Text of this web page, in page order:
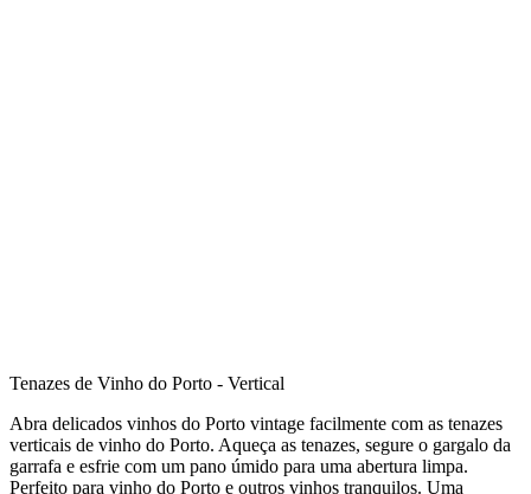
Tenazes de Vinho do Porto - Vertical
Abra delicados vinhos do Porto vintage facilmente com as tenazes
verticais de vinho do Porto. Aqueça as tenazes, segure o gargalo da
garrafa e esfrie com um pano úmido para uma abertura limpa.
Perfeito para vinho do Porto e outros vinhos tranquilos. Uma